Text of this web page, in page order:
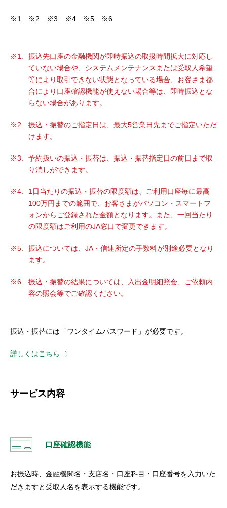
※1 ※2 ※3 ※4 ※5 ※6
振込先口座の金融機関が即時振込の取扱時間拡大に対応し
ていない場合や、システムメンテナンスまたは受取人希望
等により取引できない状態となっている場合、お客さま都
合により口座確認機能が使えない場合等は、即時振込とな
らない場合があります。
振込・振替のご指定日は、最大5営業日先までご指定いただ
けます。
予約扱いの振込・振替は、振込・振替指定日の前日まで取
り消しができます。
1日当たりの振込・振替の限度額は、ご利用口座毎に最高
100万円までの範囲で、お客さまがパソコン・スマートフ
ォンからご登録された金額となります。また、一回当たり
の限度額はご利用のJA窓口で変更できます。
振込については、JA・信連所定の手数料が別途必要となり
ます。
振込・振替の結果については、入出金明細照会、ご依頼内
容の照会等でご確認ください。
振込・振替には「ワンタイムパスワード」が必要です。
詳しくはこちら
サービス内容
口座確認機能
お振込時、金融機関名・支店名・口座科目・口座番号を入力いた
だきますと受取人名を表示する機能です。